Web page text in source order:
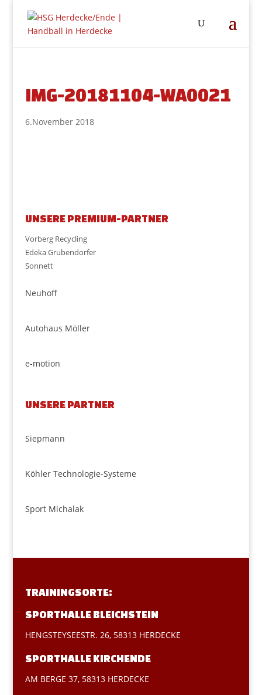
IMG-20181104-WA0021
6.November 2018
UNSERE PREMIUM-PARTNER
Vorberg Recycling
Edeka Grubendorfer
Sonnett
Neuhoff
Autohaus Möller
e-motion
UNSERE PARTNER
Siepmann
Köhler Technologie-Systeme
Sport Michalak
TRAININGSORTE:
SPORTHALLE BLEICHSTEIN
HENGSTEYSEESTR. 26, 58313 HERDECKE
SPORTHALLE KIRCHENDE
AM BERGE 37, 58313 HERDECKE